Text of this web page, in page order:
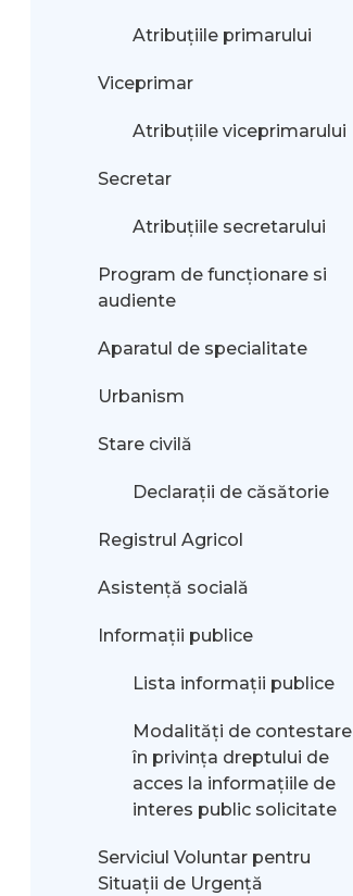
Atribuțiile primarului
Viceprimar
Atribuțiile viceprimarului
Secretar
Atribuțiile secretarului
Program de funcționare si
audiente
Aparatul de specialitate
Urbanism
Stare civilă
Declarații de căsătorie
Registrul Agricol
Asistență socială
Informații publice
Lista informații publice
Modalităţi de contestare
în privinţa dreptului de
acces la informaţiile de
interes public solicitate
Serviciul Voluntar pentru
Situații de Urgență